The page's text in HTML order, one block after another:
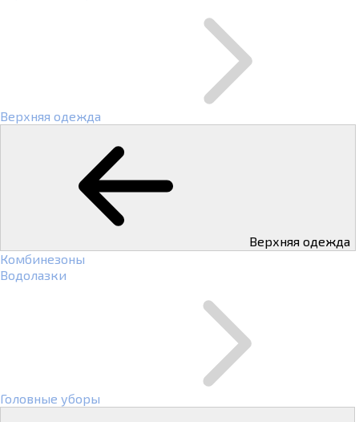
Верхняя одежда
Верхняя одежда
Комбинезоны
Водолазки
Головные уборы